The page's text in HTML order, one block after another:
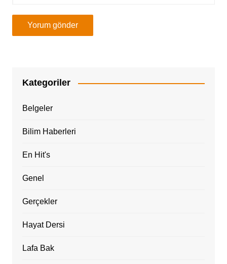
Kategoriler
Belgeler
Bilim Haberleri
En Hit's
Genel
Gerçekler
Hayat Dersi
Lafa Bak